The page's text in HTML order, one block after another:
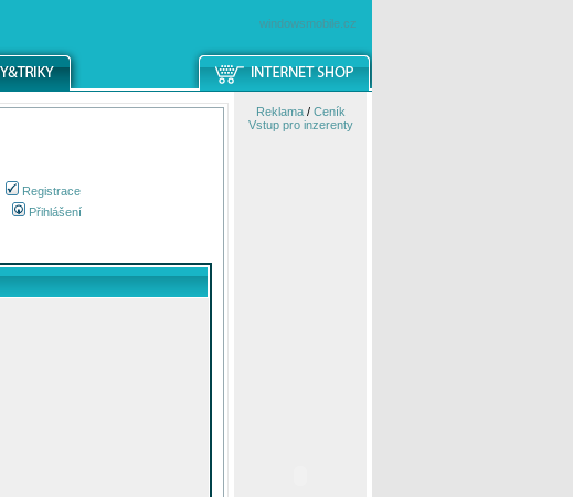
windowsmobile.cz
Registrace
Přihlášení
Reklama/ Ceník
Vstup pro inzerenty